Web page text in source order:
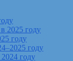
2025 году
году
году
году